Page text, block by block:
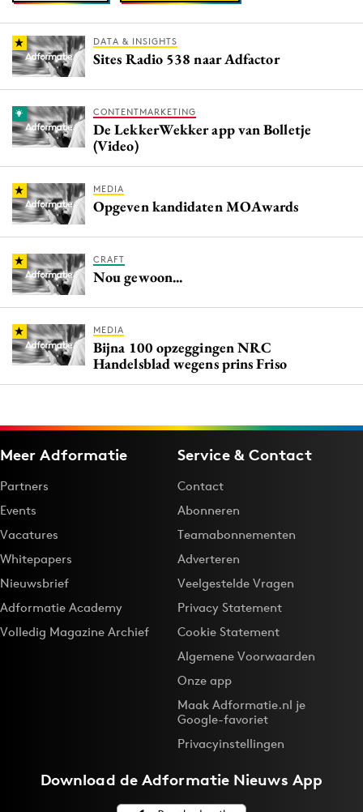
DATA & INSIGHTS
Sites Radio 538 naar Adfactor
CONTENTMARKETING
De LekkerWekker app van Bolletje
(Video)
MEDIA
Opgeven kandidaten MOAwards
CRAFT
Nou gewoon...
MEDIA
Bijna 100 opzeggingen NRC
Handelsblad wegens prins Friso
Meer Adformatie
Partners
Events
Vacatures
Whitepapers
Nieuwsbrief
Adformatie Academy
Volledig Magazine Archief
Service & Contact
Contact
Abonneren
Teamabonnementen
Adverteren
Veelgestelde Vragen
Privacy Statement
Cookie Statement
Algemene Voorwaarden
Onze app
Maak Adformatie.nl je
Google-favoriet
Privacyinstellingen
Download deAdformatie Nieuws App